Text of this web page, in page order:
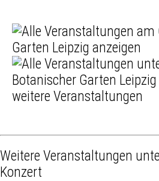
weitere Veranstaltungen
Weitere Veranstaltungen
Konzert